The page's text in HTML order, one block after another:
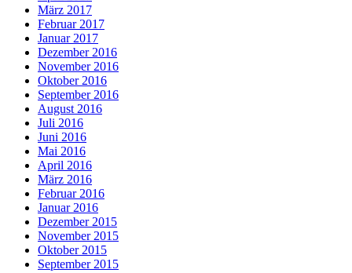
März 2017
Februar 2017
Januar 2017
Dezember 2016
November 2016
Oktober 2016
September 2016
August 2016
Juli 2016
Juni 2016
Mai 2016
April 2016
März 2016
Februar 2016
Januar 2016
Dezember 2015
November 2015
Oktober 2015
September 2015